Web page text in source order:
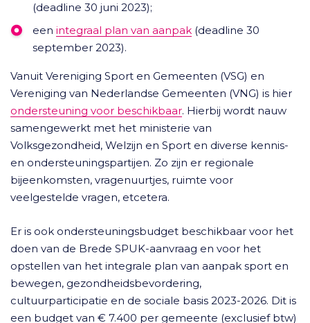
(deadline 30 juni 2023);
een integraal plan van aanpak (deadline 30
september 2023).
Vanuit Vereniging Sport en Gemeenten (VSG) en
Vereniging van Nederlandse Gemeenten (VNG) is hier
ondersteuning voor beschikbaar. Hierbij wordt nauw
samengewerkt met het ministerie van
Volksgezondheid, Welzijn en Sport en diverse kennis-
en ondersteuningspartijen. Zo zijn er regionale
bijeenkomsten, vragenuurtjes, ruimte voor
veelgestelde vragen, etcetera.
Er is ook ondersteuningsbudget beschikbaar voor het
doen van de Brede SPUK-aanvraag en voor het
opstellen van het integrale plan van aanpak sport en
bewegen, gezondheidsbevordering,
cultuurparticipatie en de sociale basis 2023-2026. Dit is
een budget van € 7.400 per gemeente (exclusief btw)